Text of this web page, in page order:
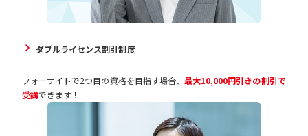
ダブルライセンス割引制度
フォーサイトで2つ目の資格を目指す場合、 最大10,000円引きの割引で
受講できます！